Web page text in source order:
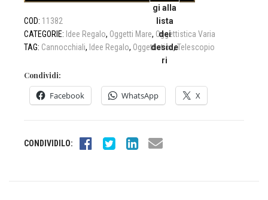
quantità
gi alla
lista
dei
deside
ri
COD: 11382
CATEGORIE: Idee Regalo, Oggetti Mare, Oggettistica Varia
TAG: Cannocchiali, Idee Regalo, Oggettistica,Telescopio
Condividi:
Facebook WhatsApp X
CONDIVIDILO: